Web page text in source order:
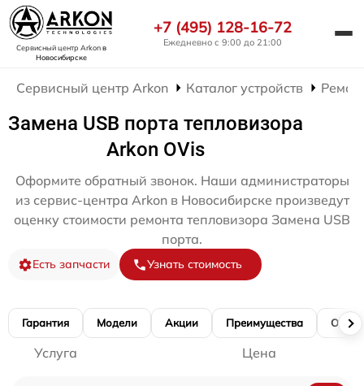
Сервисный центр Arkonв
Новосибирске
+7 (495) 128-16-72
Ежедневно с 9:00 до 21:00
Сервисный центр Arkon Каталог устройств
Замена USB порта тепловизора
Arkon OVis
Оформите обратный звонок. Наши администраторы
из сервис-центра Arkon в Новосибирске произведут
оценку стоимости ремонта тепловизора Замена USB
порта.
Есть запчасти Узнать стоимость
Гарантия Модели Акции Преимущества
Услуга Цена